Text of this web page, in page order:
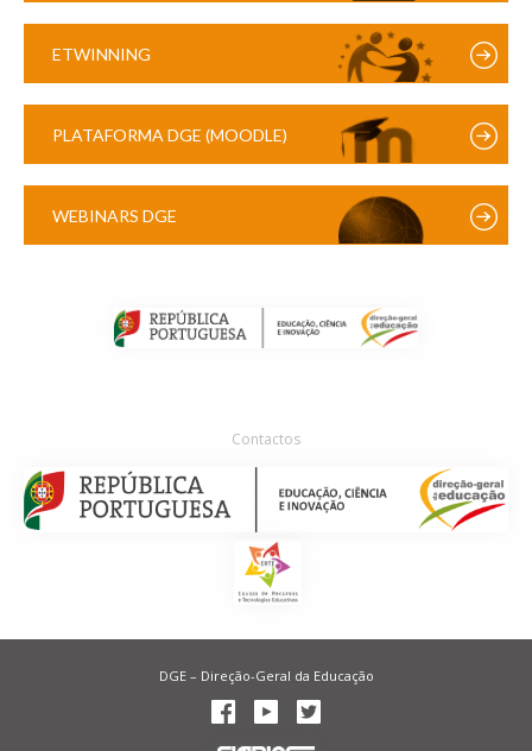
ETWINNING
PLATAFORMA DGE (MOODLE)
WEBINARS DGE
Contactos
DGE – Direção-Geral da Educação